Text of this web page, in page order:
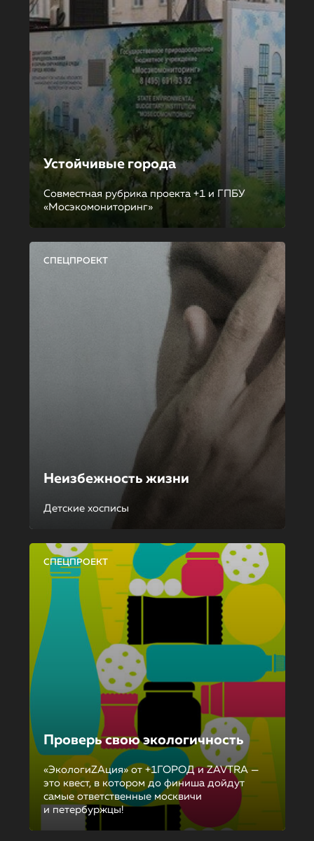
Устойчивые города
Совместная рубрика проекта +1 и ГПБУ
«Мосэкомониторинг»
СПЕЦПРОЕКТ
Неизбежность жизни
Детские хосписы
СПЕЦПРОЕКТ
Проверь свою экологичность
«ЭкологиZAция» от +1ГОРОД и ZAVTRA —
это квест, в котором до финиша дойдут
самые ответственные москвичи
и петербуржцы!